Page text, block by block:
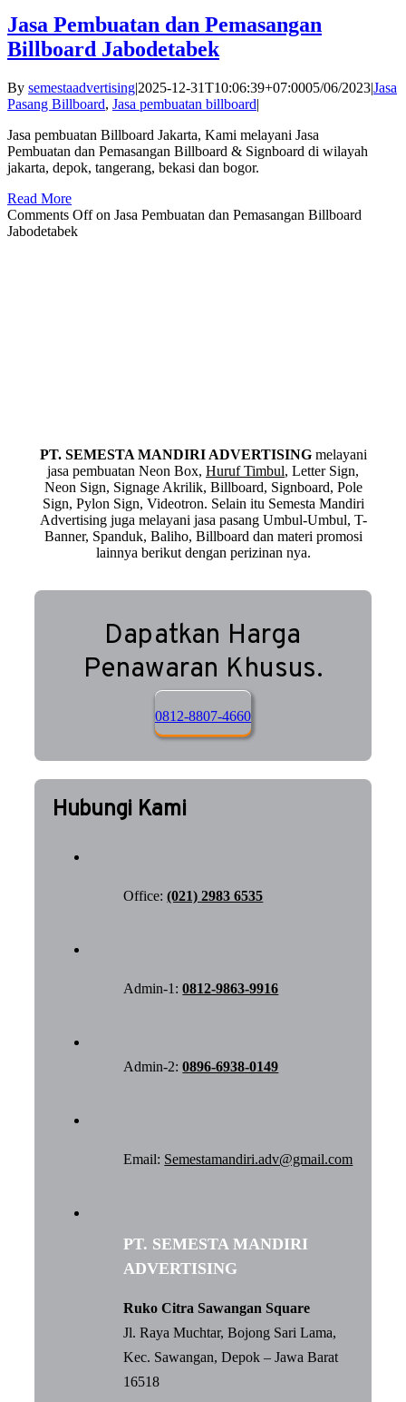
Jasa Pembuatan dan Pemasangan
Billboard Jabodetabek
By semestaadvertising|2025-12-31T10:06:39+07:0005/06/2023|Jasa
Pasang Billboard, Jasa pembuatan billboard|
Jasa pembuatan Billboard Jakarta, Kami melayani Jasa
Pembuatan dan Pemasangan Billboard & Signboard di wilayah
jakarta, depok, tangerang, bekasi dan bogor.
Read More
Comments Offon Jasa Pembuatan dan Pemasangan Billboard
Jabodetabek
PT. SEMESTA MANDIRI ADVERTISINGmelayani
jasa pembuatan Neon Box, Huruf Timbul, Letter Sign,
Neon Sign, Signage Akrilik, Billboard, Signboard, Pole
Sign, Pylon Sign, Videotron. Selain itu Semesta Mandiri
Advertising juga melayani jasa pasang Umbul-Umbul, T-
Banner, Spanduk, Baliho, Billboard dan materi promosi
lainnya berikut dengan perizinan nya.
Dapatkan Harga
Penawaran Khusus.
0812-8807-4660
Hubungi Kami
Office:(021) 2983 6535
Admin-1:0812-9863-9916
Admin-2:0896-6938-0149
Email: Semestamandiri.adv@gmail.com
PT. SEMESTA MANDIRI
ADVERTISING
Ruko Citra Sawangan Square
Jl. Raya Muchtar, Bojong Sari Lama,
Kec. Sawangan, Depok – Jawa Barat
16518